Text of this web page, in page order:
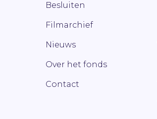
Besluiten
Filmarchief
Nieuws
Over het fonds
Contact